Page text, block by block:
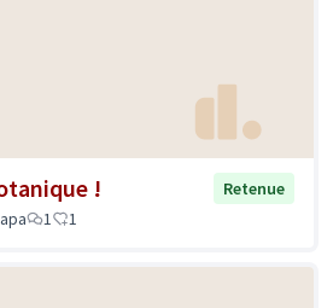
!
Retenue
1 1